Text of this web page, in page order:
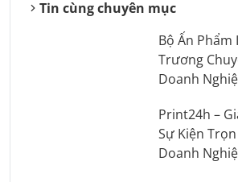
Tin cùng chuyên mục
Bộ Ấn Phẩm
Trương
Doanh
Print24h –
Sự Kiện
Doanh